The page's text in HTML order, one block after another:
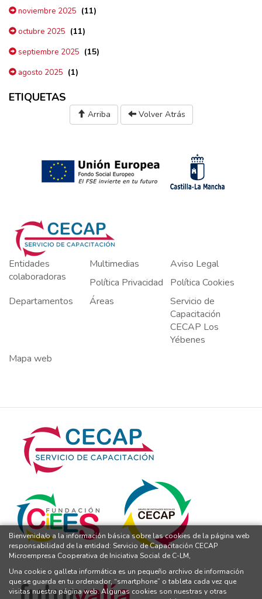
noviembre 2025 (11)
octubre 2025 (11)
septiembre 2025 (15)
agosto 2025 (1)
ETIQUETAS
Arriba Volver Atrás
Entidades
colaboradoras
Multimedias
Aviso Legal
Política Privacidad
Política Cookies
Departamentos
Áreas
Servicio de
Capacitación
CECAP Los
Yébenes
Mapa web
Bienvenida/o a la información básica sobre las cookies de la página web
responsabilidad de la entidad: Servicio de Capacitación CECAP
Microempresa Cooperativa de Iniciativa Social de C-LM,
Una cookie o galleta informática es un pequeño archivo de información
que se guarda en tu ordenador, “smartphone” o tableta cada vez que
visitas nuestra página web. Algunas cookies son nuestras y otras